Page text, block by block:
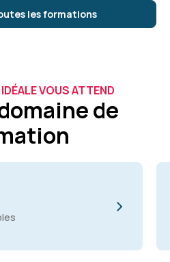
les formations
VOUS ATTEND
de